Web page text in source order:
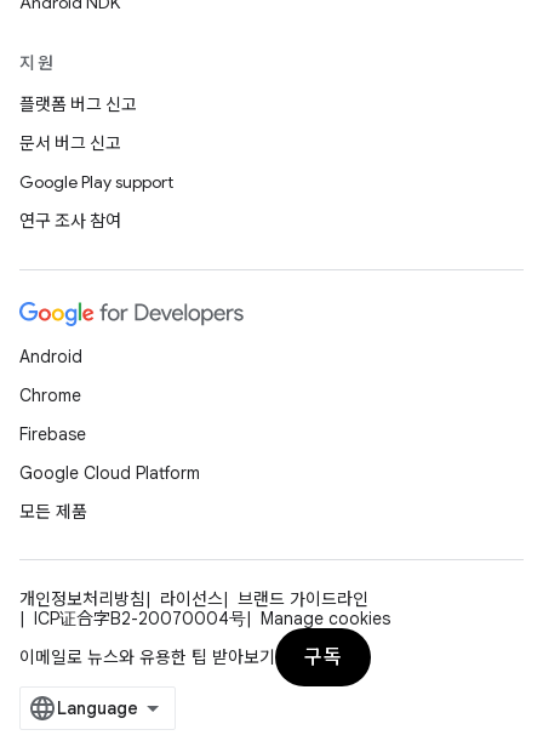
지원
플랫폼 버그 신고
문서 버그 신고
Google Play support
연구 조사 참여
Android
Chrome
Firebase
Google Cloud Platform
모든 제품
개인정보처리방침 라이선스
브랜드 가이드라인
ICP证合字B2-20070004号
Manage cookies
이메일로 뉴스와 유용한 팁 받아보기
구독